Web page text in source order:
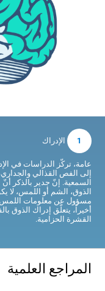
1 الإدراك
عامة، تركّز الدراسات في
إلى الفص القذالي
السمعية. إنّ جدير بالذكر
الذوق، الشم أو اللمس، لا
مسؤول عن معلومات
أخيراً، يتعلّق إدراك الذوق
القشرة الحزامية.
المراجع العلمية